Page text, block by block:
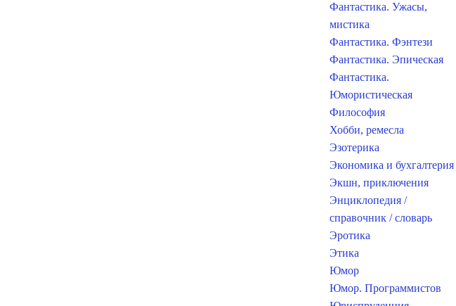
Фантастика. Ужасы,
мистика
Фантастика. Фэнтези
Фантастика. Эпическая
Фантастика.
Юмористическая
Философия
Хобби, ремесла
Эзотерика
Экономика и бухгалтерия
Экшн, приключения
Энциклопедия /
справочник / словарь
Эротика
Этика
Юмор
Юмор. Программистов